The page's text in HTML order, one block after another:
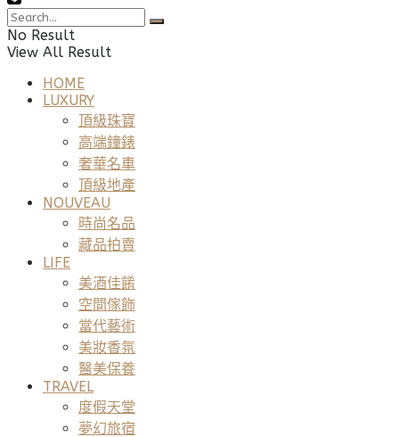
No Result
View All Result
HOME
LUXURY
頂級珠寶
高端鐘錶
奢華名車
頂級地產
NOUVEAU
時尚名品
藏品拍賣
LIFE
美酒佳餚
空間傢飾
當代藝術
美妝香氛
醫美保養
TRAVEL
度假天堂
夢幻旅宿